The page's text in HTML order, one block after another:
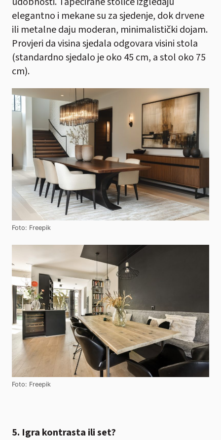
elegantno i mekane su za sjedenje, dok drvene
ili metalne daju moderan, minimalistički dojam.
Provjeri da visina sjedala odgovara visini stola
(standardno sjedalo je oko 45 cm, a stol oko 75
cm).
Foto: Freepik
Foto: Freepik
5. Igra kontrasta ili set?